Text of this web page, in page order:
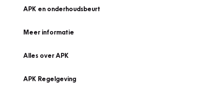
APK en onderhoudsbeurt
Meer informatie
Alles over APK
APK Regelgeving